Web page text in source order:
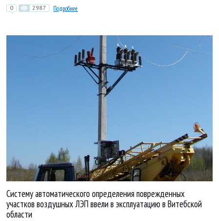
0 2987 Подробнее
Систему автоматического определения поврежденных
участков воздушных ЛЭП ввели в эксплуатацию в Витебской
области